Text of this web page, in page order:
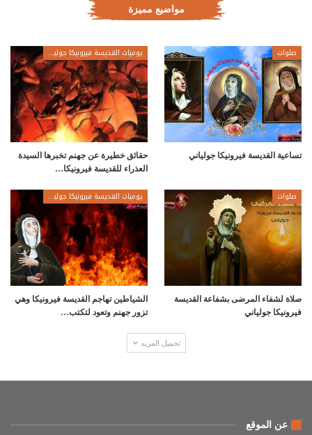
مواضيع مميزة
صلوات
تساعية القديسة فيرونيكا جولياني
يوميات القديسة فيرونيكا جولياني
حقائق خطيرة عن جهنم تخبرها السيدة
العذراء للقديسة فيرونيكا…
صلوات
صلاة لشفاء المرضى بشفاعة القديسة
فيرونيكا جولياني
يوميات القديسة فيرونيكا جولياني
الشياطين تهاجم القديسة فيرونيكا وهي
تزور جهنم وتعود لتكتب…
تحميل المزيد
عن الموقع